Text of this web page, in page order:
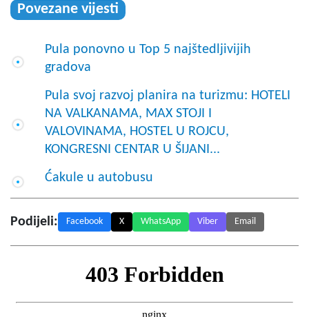
Povezane vijesti
Pula ponovno u Top 5 najštedljivijih
gradova
Pula svoj razvoj planira na turizmu: HOTELI
NA VALKANAMA, MAX STOJI I
VALOVINAMA, HOSTEL U ROJCU,
KONGRESNI CENTAR U ŠIJANI...
Ćakule u autobusu
Podijeli: Facebook X WhatsApp Viber Email